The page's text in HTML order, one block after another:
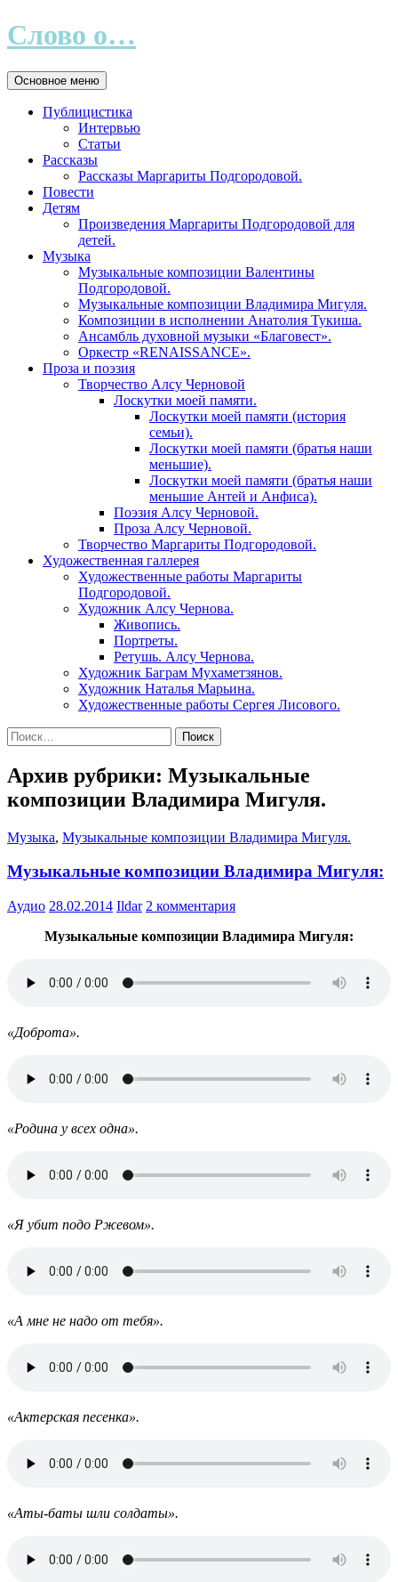
Слово о…
Поиск
Основное меню Перейти
к
содержимому
Публицистика
Интервью
Статьи
Рассказы
Рассказы Маргариты Подгородовой.
Повести
Детям
Произведения Маргариты Подгородовой для
детей.
Музыка
Музыкальные композиции Валентины
Подгородовой.
Музыкальные композиции Владимира Мигуля.
Композиции в исполнении Анатолия Тукиша.
Ансамбль духовной музыки «Благовест».
Оркестр «RENAISSANCE».
Проза и поэзия
Творчество Алсу Черновой
Лоскутки моей памяти.
Лоскутки моей памяти (история
семьи).
Лоскутки моей памяти (братья наши
меньшие).
Лоскутки моей памяти (братья наши
меньшие Антей и Анфиса).
Поэзия Алсу Черновой.
Проза Алсу Черновой.
Творчество Маргариты Подгородовой.
Художественная галлерея
Художественные работы Маргариты
Подгородовой.
Художник Алсу Чернова.
Живопись.
Портреты.
Ретушь. Алсу Чернова.
Художник Баграм Мухаметзянов.
Художник Наталья Марьина.
Художественные работы Сергея Лисового.
Найти:
Архив рубрики: Музыкальные
композиции Владимира Мигуля.
Музыка, Музыкальные композиции Владимира Мигуля.
Музыкальные композиции Владимира Мигуля:
Аудио 28.02.2014 Ildar 2 комментария
Музыкальные композиции Владимира Мигуля:
«Доброта».
«Родина у всех одна».
«Я убит подо Ржевом».
«А мне не надо от тебя».
«Актерская песенка».
«Аты-баты шли солдаты».